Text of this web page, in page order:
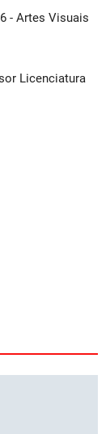
- Artes Visuais
Licenciatura